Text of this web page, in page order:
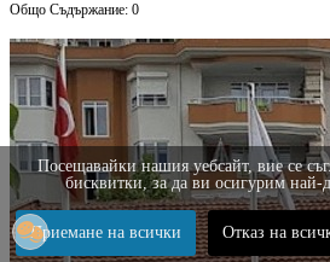
Общо Съдържание: 0
Посещавайки нашия уебсайт, вие се
бисквитки, за да ви осигурим най-
Приемане на всички Отказ на